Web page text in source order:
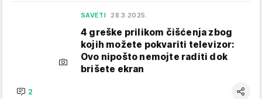
SAVETI 28.3.2025.
4 greške prilikom čišćenja zbog
kojih možete pokvariti televizor:
Ovo nipošto nemojte raditi dok
brišete ekran
2